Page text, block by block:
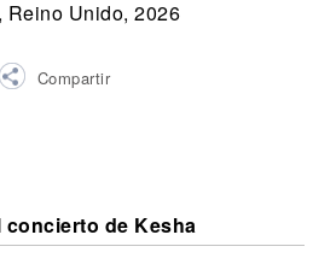
Reino Unido, 2026
Compartir
concierto de Kesha